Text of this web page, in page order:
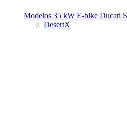
Modelos 35 kW E-bike Ducati
DesertX